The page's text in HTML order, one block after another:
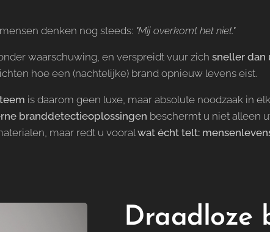
denken nog steeds: "Mij overkomt het niet."
waarschuwing, en verspreidt vuur zich sneller dan
hoe een (nachtelijke) brand opnieuw levens eist.
is daarom geen luxe, maar absolute noodzaak in
branddetectieoplossingen beschermt u niet alleen
maar redt u vooralwat écht telt:
Draadloze